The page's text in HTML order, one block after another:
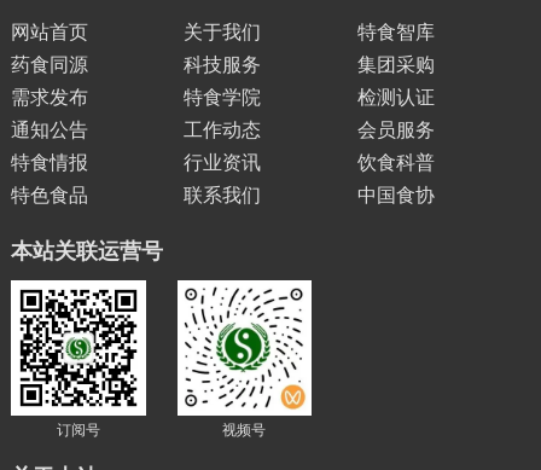
网站首页 关于我们
特食智库
药食同源
科技服务
集团采购
需求发布
特食学院
检测认证
通知公告
工作动态
会员服务
特食情报
行业资讯
饮食科普
特色食品
联系我们 中国食协
本站关联运营号
订阅号 视频号